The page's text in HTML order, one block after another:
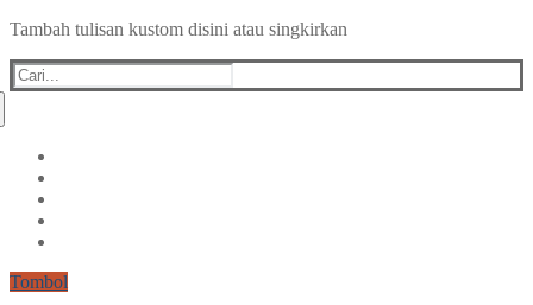
Tambah tulisan kustom disini atau singkirkan
Cari:
Tombol